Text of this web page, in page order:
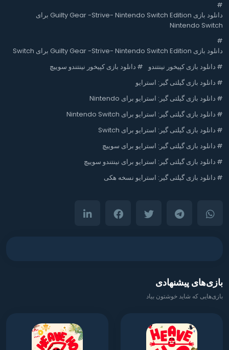
#
دانلود بازی Guilty Gear -Strive- Nintendo Switch Edition برای
Nintendo Switch
#
دانلود بازی Guilty Gear -Strive- Nintendo Switch Edition برای Switch
# دانلود بازی کپیخور نینتندو # دانلود بازی کپیخور نینتندو سوییچ
# دانلود بازی گیلتی گیر: استرایو
# دانلود بازی گیلتی گیر: استرایو برای Nintendo
# دانلود بازی گیلتی گیر: استرایو برای Nintendo Switch
# دانلود بازی گیلتی گیر: استرایو برای Switch
# دانلود بازی گیلتی گیر: استرایو برای سوییچ
# دانلود بازی گیلتی گیر: استرایو برای نینتندو سوییچ
# دانلود بازی گیلتی گیر: استرایو نسخه هکی
بازی‌های پیشنهادی
بازی‌هایی که شاید خوشتون بیاد